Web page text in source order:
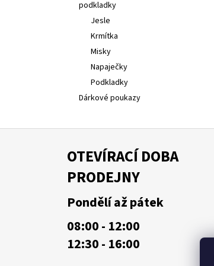
podkladky
Jesle
Krmítka
Misky
Napaječky
Podkladky
Dárkové poukazy
OTEVÍRACÍ DOBA
PRODEJNY
Pondělí až pátek
08:00 - 12:00
12:30 - 16:00